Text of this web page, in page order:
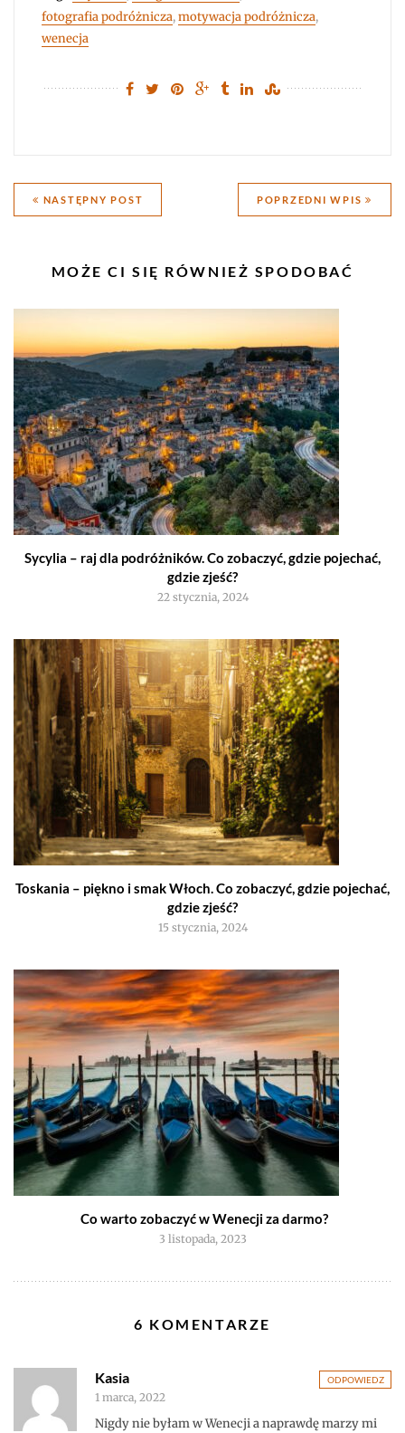
fotografia podróżnicza,motywacja podróżnicza,
wenecja
Nawigacja
wpisu
POPRZEDNI WPIS
NASTĘPNY POST
PODOBNE
MOŻE CI SIĘ RÓWNIEŻ SPODOBAĆ
Sycylia – raj dla podróżników. Co zobaczyć, gdzie pojechać,
gdzie zjeść?
22 stycznia, 2024
Toskania – piękno i smak Włoch. Co zobaczyć, gdzie pojechać,
gdzie zjeść?
15 stycznia, 2024
Co warto zobaczyć w Wenecji za darmo?
3 listopada, 2023
6 KOMENTARZE
ODPOWIEDZ
Kasia
1 marca, 2022
Nigdy nie byłam w Wenecji a naprawdę marzy mi